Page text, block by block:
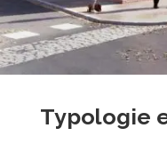
Typologie